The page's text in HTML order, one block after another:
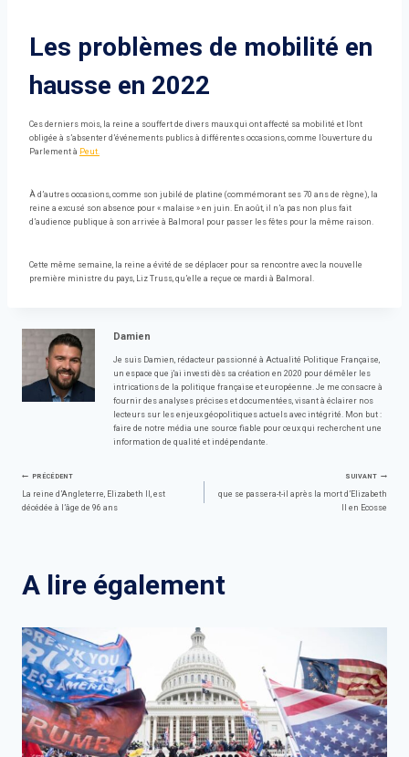
Les problèmes de mobilité en
hausse en 2022
Ces derniers mois, la reine a souffert de divers maux qui ont affecté sa mobilité et l’ont
obligée à s’absenter d’événements publics à différentes occasions, comme l’ouverture du
Parlement à Peut.
À d’autres occasions, comme son jubilé de platine (commémorant ses 70 ans de règne), la
reine a excusé son absence pour « malaise » en juin. En août, il n’a pas non plus fait
d’audience publique à son arrivée à Balmoral pour passer les fêtes pour la même raison.
Cette même semaine, la reine a évité de se déplacer pour sa rencontre avec la nouvelle
première ministre du pays, Liz Truss, qu’elle a reçue ce mardi à Balmoral.
Damien
Je suis Damien, rédacteur passionné à Actualité Politique Française,
un espace que j'ai investi dès sa création en 2020 pour démêler les
intrications de la politique française et européenne. Je me consacre à
fournir des analyses précises et documentées, visant à éclairer nos
lecteurs sur les enjeux géopolitiques actuels avec intégrité. Mon but :
faire de notre média une source fiable pour ceux qui recherchent une
information de qualité et indépendante.
Navigation
PRÉCÉDENT
La reine d’Angleterre, Elizabeth II, est
décédée à l’âge de 96 ans
SUIVANT
que se passera-t-il après la mort d’Elizabeth
II en Ecosse
A lire également